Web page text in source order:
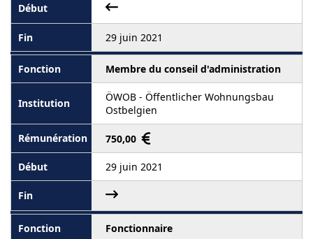
29 juin 2021
Membre du conseil d'administration
ÖWOB - Öffentlicher Wohnungsbau
Ostbelgien
750,00
29 juin 2021
Fonctionnaire